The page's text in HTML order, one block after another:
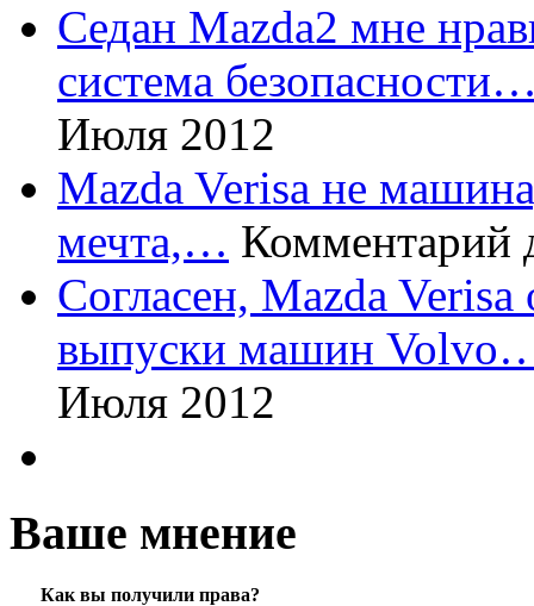
Седан Mazda2 мне
система
Июля 2012
Mazda Verisa не
мечта,… Комментарий
Согласен, Mazda
выпуски машин
Июля 2012
Ваше мнение
Как вы получили права?